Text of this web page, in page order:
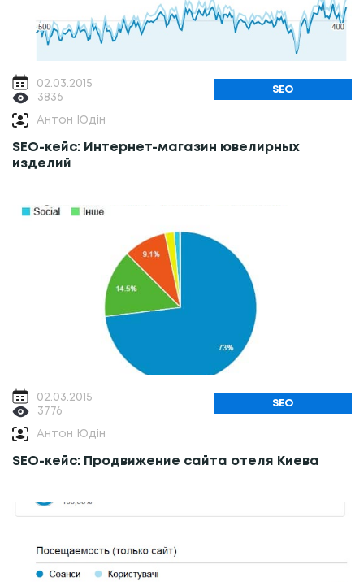
02.03.2015
3836
SEO
Антон Юдін
SEO-кейс: Интернет-магазин ювелирных
изделий
02.03.2015
3776
SEO
Антон Юдін
SEO-кейс: Продвижение сайта отеля Киева